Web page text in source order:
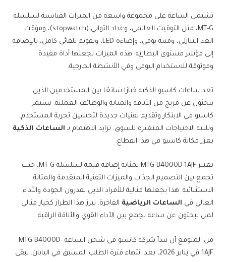
تشتمل الساعة على مجموعة واسعة من الميزات القياسية لسلسلة
MT-G، مثل التوقيت العالمي، وعداد الثواني (stopwatch)، ومؤقت
العد التنازلي، ومنبه يومي، وإضاءة LED، وتقويم تلقائي كامل، بالإضافة
إلى مؤشر مستوى البطارية. هذه الميزات تجعلها أداة مفيدة
وموثوقة للاستخدام اليومي وفي الأنشطة الخارجية.
تعد ساعات كاسيو الذكية خيارًا شائعًا بين المستخدمين الذين
يبحثون عن مزيج من الأناقة والمتانة والوظائف العملية. تستمر
كاسيو في الابتكار وتقديم تقنيات جديدة لتحسين تجربة المستخدم،
وتلبية الاحتياجات المتغيرة للسوق. تزايد الاهتمام بـ الساعات الذكية
يعزز مكانة كاسيو في هذا القطاع.
تعتبر MTG-B4000D-1AJF بمثابة إضافة قيمة لسلسلة MT-G، حيث
تجمع بين التصميم الجذاب والميزات التقنية المتقدمة والمتانة
الاستثنائية. هذا يجعلها مثالية للأفراد الذين يقدرون الجودة والأداء
العالي في الساعات الرياضية الفاخرة. يبرز هذا الطراز كخيار مثالي
لمن يبحثون عن ساعة تجمع بين الأداء القوي والأناقة الراقية.
من المتوقع أن تبدأ شركة كاسيو في شحن الساعة MTG-B4000D-
1AJF في يناير 2026، بعد انتهاء فترة الطلب المسبق في اليابان. يبقى